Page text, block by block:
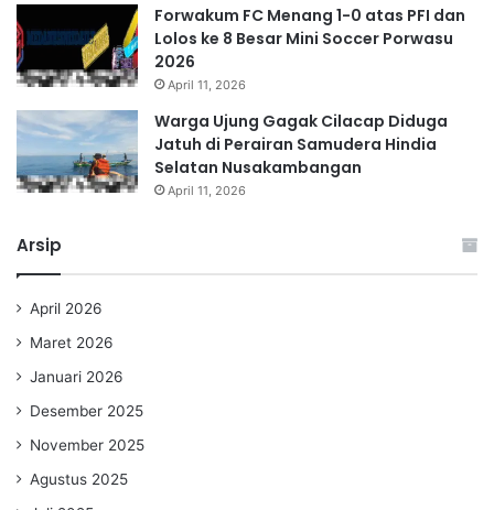
Forwakum FC Menang 1-0 atas PFI dan
Lolos ke 8 Besar Mini Soccer Porwasu
2026
April 11, 2026
Warga Ujung Gagak Cilacap Diduga
Jatuh di Perairan Samudera Hindia
Selatan Nusakambangan
April 11, 2026
Arsip
April 2026
Maret 2026
Januari 2026
Desember 2025
November 2025
Agustus 2025